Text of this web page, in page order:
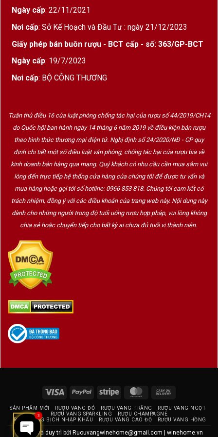
dàng quan sát thông tin và thuận tiện cho việc
điều chỉnh nhiệt độ lưu trữ bên trong.
* Vận hành êm ái với 2 vùng nhiệt độ lưu trữ
trắng từ 5-12 độ C, ngăn dưới để vang đỏ từ
12-22 độ C.
* Thanh trượt bằng gỗ sồi nhẹ nhàng kéo đẩy
kèm bộ lọc mùi giúp không khí luôn thông
thoáng.
Tủ bảo quản rượu vang Dunavox
là giải pháp
lưu trữ rượu vang hoàn hảo cho những người sành
rượu.
Chương trình mua rượu vang tặng tủ bảo quản
chỉ có tạiWine Home.
Các loại tủ bảo quản rượu vang khác
Các sản phẩm ly rượu vang
Các sản phẩm bình thở rượu
Tìm hiểu về tủ bảo quản rượu vang
Ngày cấp: 22/11/2021
Nơi cấp: Sở Kế Hoạch và Đầu Tư : ngày 21/12/2023
Giấy phép bán buôn rượu - BCT cấp - số: 363/GP-BCT
Ngày cấp: 19/7/2023
Nơi cấp: BỘ CÔNG THƯƠNG
Tuân thủ điều 16 của luật phòng chống tác hại của rượu số 44/2019/CH14
do Quốc hội ban hành ngày 14 tháng 6 năm 2019 về điều kiện bán rượu
theo hình thức thương mại điện tử. Nghị định số 24/2020/NĐ - CP quy
định chi tiết một số điều luật văn phòng, chống tác hại của rượu bia về
kinh doanh bán hàng qua mạng. Quý khách có nhu cầu cần mua sắm vui
lòng đến trực tiếp hệ thống cửa hàng của chúng tôi để được tư vấn và
mua hàng hoặc gọi tới số hotline: 0966 853 818. Chúng tôi cam kết có
trách nhiệm, đồng ý với các điều khoản của trang web này. Nội dung này
dành cho những người trong độ tuổi uống rượu hợp pháp, vui lòng không
chia sẻ hoặc chuyển tiếp cho bất kỳ ai chưa đủ tuổi vị thành niên.
Visa PayPal Stripe MasterCard
Delivery
SẢN PHẨM MỚI RƯỢU VANG ĐỎ RƯỢU VANG TRẮNG
RƯỢU VANG NGỌT
RƯỢU VANG SPARKLING
RƯỢU CHAMPAGNE
RƯỢU VANG BỊCH NHẬP KHẨU
RƯỢU VANG CAO ĐỘ RƯỢU VANG HỒNG
Thiết kế và duy trì bởi Ruouvangwinehome@gmail.com winehome.vn
3